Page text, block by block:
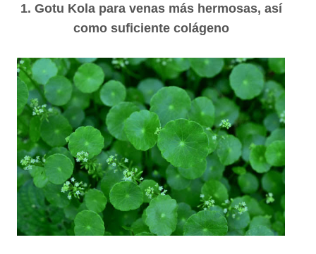
1. Gotu Kola para venas más hermosas, así
como suficiente colágeno